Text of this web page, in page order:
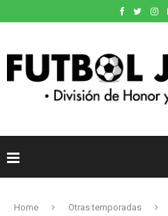
Home Otras temporadas